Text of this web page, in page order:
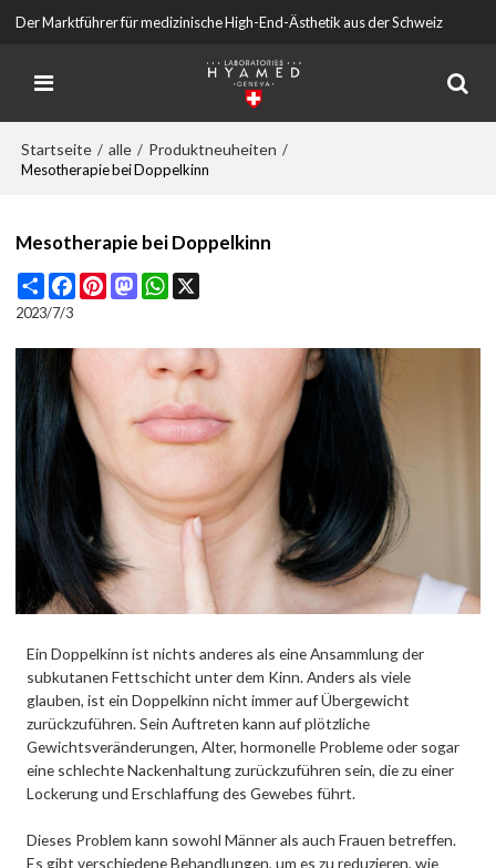
Der Marktführer für medizinische High-End-Ästhetik aus der Schweiz
Startseite / alle / Produktneuheiten /
Mesotherapie bei Doppelkinn
Mesotherapie bei Doppelkinn
Share FacebookPinterestMastodonWhatsApp
2023/7/3
Ein Doppelkinn ist nichts anderes als eine Ansammlung der
subkutanen Fettschicht unter dem Kinn. Anders als viele
glauben, ist ein Doppelkinn nicht immer auf Übergewicht
zurückzuführen. Sein Auftreten kann auf plötzliche
Gewichtsveränderungen, Alter, hormonelle Probleme oder sogar
eine schlechte Nackenhaltung zurückzuführen sein, die zu einer
Lockerung und Erschlaffung des Gewebes führt.
Dieses Problem kann sowohl Männer als auch Frauen betreffen.
Es gibt verschiedene Behandlungen, um es zu reduzieren, wie